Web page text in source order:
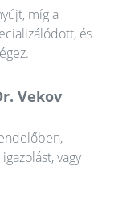
míg a
és
Vekov
vagy